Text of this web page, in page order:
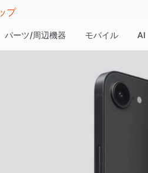
プ
パーツ/周辺機器 モバイル AI